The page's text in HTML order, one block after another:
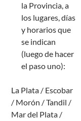
la Provincia, a
los lugares, días
y horarios que
se indican
(luego de hacer
el paso uno):
La Plata / Escobar
/ Morón / Tandil /
Mar del Plata /